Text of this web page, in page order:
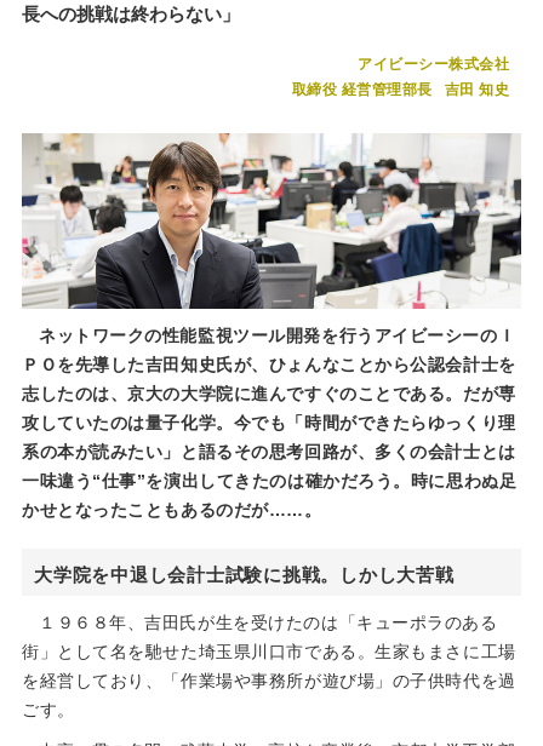
長への挑戦は終わらない」
アイビーシー株式会社
取締役 経営管理部長
吉田 知史
ネットワークの性能監視ツール開発を行うアイビーシーのＩ
ＰＯを先導した吉田知史氏が、ひょんなことから公認会計士を
志したのは、京大の大学院に進んですぐのことである。だが専
攻していたのは量子化学。今でも「時間ができたらゆっくり理
系の本が読みたい」と語るその思考回路が、多くの会計士とは
一味違う“仕事”を演出してきたのは確かだろう。時に思わぬ足
かせとなったこともあるのだが……。
大学院を中退し会計士試験に挑戦。しかし大苦戦
１９６８年、吉田氏が生を受けたのは「キューポラのある
街」として名を馳せた埼玉県川口市である。生家もまさに工場
を経営しており、「作業場や事務所が遊び場」の子供時代を過
ごす。